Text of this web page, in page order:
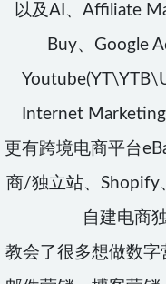
以及AI、Affiliate
Buy、Google
Internet
更有跨境电商平台
商/独立站、Shopify
自建电商
教会了很多想做数字